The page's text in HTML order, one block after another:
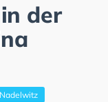
der
Nadelwitz